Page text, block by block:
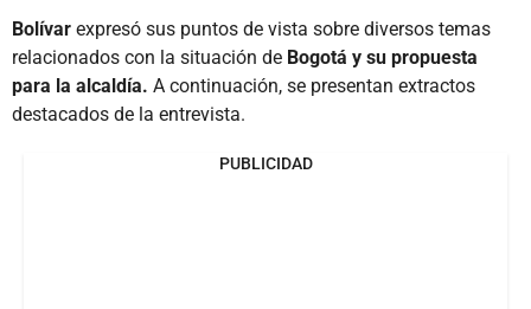
Bolívar expresó sus puntos de vista sobre diversos temas
relacionados con la situación de Bogotá y su propuesta
para la alcaldía. A continuación, se presentan extractos
destacados de la entrevista.
PUBLICIDAD